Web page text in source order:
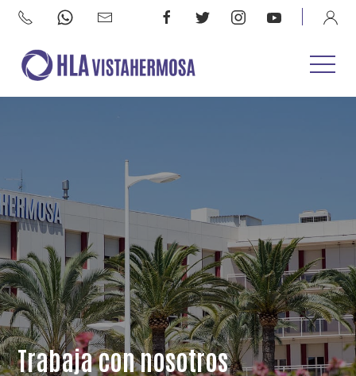
Trabaja con nosotros